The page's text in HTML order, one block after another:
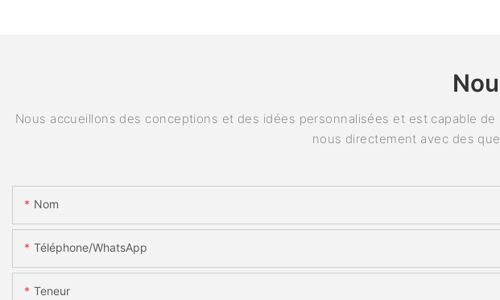
Nous accueillons des conceptions et des idées personnalisées et est capable
nous directement avec des
Nom
Téléphone/WhatsApp
Teneur